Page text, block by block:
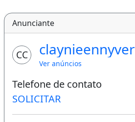
Anunciante
CC claynieennyver
Ver anúncios
Telefone de contato
SOLICITAR